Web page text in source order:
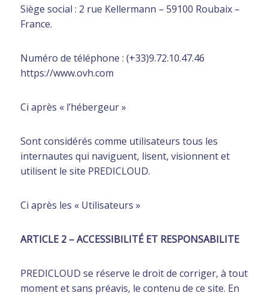
Siège social : 2 rue Kellermann – 59100 Roubaix –
France.
Numéro de téléphone : (+33)9.72.10.47.46
https://www.ovh.com
Ci après « l’hébergeur »
Sont considérés comme utilisateurs tous les
internautes qui naviguent, lisent, visionnent et
utilisent le site PREDICLOUD.
Ci après les « Utilisateurs »
ARTICLE 2 – ACCESSIBILITÉ ET RESPONSABILITE
PREDICLOUD se réserve le droit de corriger, à tout
moment et sans préavis, le contenu de ce site. En